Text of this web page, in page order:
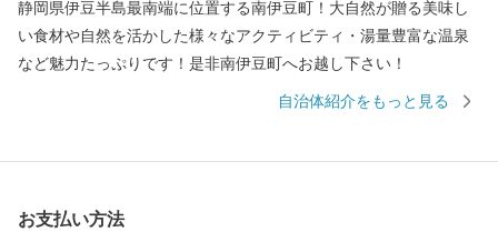
静岡県伊豆半島最南端に位置する南伊豆町！大自然が贈る美味し
い食材や自然を活かした様々なアクティビティ・湯量豊富な温泉
など魅力たっぷりです！是非南伊豆町へお越し下さい！
自治体紹介をもっと見る
お支払い方法